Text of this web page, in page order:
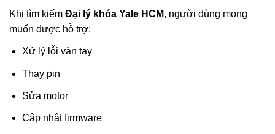
Khi tìm kiếm Đại lý khóa Yale HCM, người dùng mong
muốn được hỗ trợ:
Xử lý lỗi vân tay
Thay pin
Sửa motor
Cập nhật firmware